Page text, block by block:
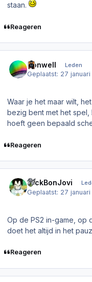
staan.
Reageren
Donwell Leden
Geplaatst: 27
Waar je het maar wilt,
bezig bent met het
hoeft geen bepaald
Reageren
NickBonJovi
Geplaatst: 27
Op de PS2 in-game, op
doet het altijd in het
Reageren